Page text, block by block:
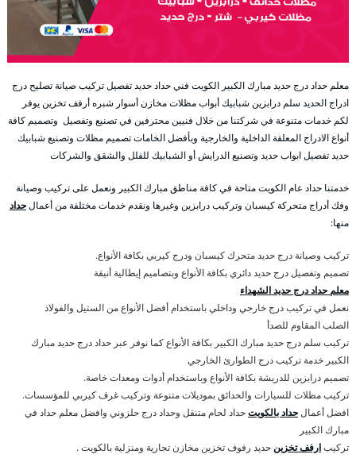
معلم حداد درج حديد مبارك الكبير الكويت فني حداد حديد تفصيل تركيب صيانة تصليح درج
ادراج الحديد سلم درابزين شبابيك أبواب مظلات مخازن أسوار شبره أرفف تخزين يوفر
لكم خدمات متنوعة في شركتنا من خلال فنيين محترفين في تصنيع وتفصيل وتصميم كافة
أنواع الادراج المعلقة الداخلية والخارجية وبأفضل الخامات تصميم مظلات وتصنيع شبابيك
حديد تفصيل ابواب حديد وتصنيع الدرايش أو الشبابيك للفلل والشقق والشركات
خدمتنا حداد عام الكويت متاحة في كافة مناطق مبارك الكبير ونعمل على تركيب وصيانة
وفك أدراج متحركة كيسبان وتركيب درابزين وغيرها ونقدم خدمات مختلفة من أعمالحداد
منها:
تركيب وصيانة درج حديد متحرك كيسبان ودرج كيربي بكافة الأنواع.
تصميم وتفصيل درج حديد دائري بكافة الأنواع وبتصاميم إيطالية أنيقة
معلم حداد درج حديد الشهداء
نعمل في تركيب درج خارجي وداخلي باستخدام أفضل الأنواع من الستيل والفولاذ
الصلب المقاوم للصدأ
تركيب سلم درج حديد مبارك الكبير بكافة الأنواع كما نوفر عبر حداد درج حديد مبارك
الكبير خدمة تركيب درج الطوارئ الخارجي
تصميم درابزين للدريشة بكافة الأنواع وباستخدام أدوات ومعدات خاصة.
تركيب مظلات للسيارات والحدائق بموديلات متنوعة وتركيب غرف كيربي للمؤسسات.
افضل أعمالحداد بالكويتحداد لحام متنقل وحداد درج حلزوني وافضل معلم حداد في
مبارك الكبير
تركيبارفف تخزينحديد رفوف تخزين مخازن تجارية ومنزلية بالكويت .